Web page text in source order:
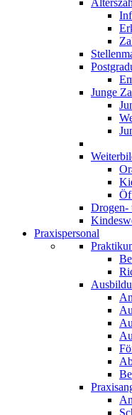
Junge
Drogen-
Praxispersonal